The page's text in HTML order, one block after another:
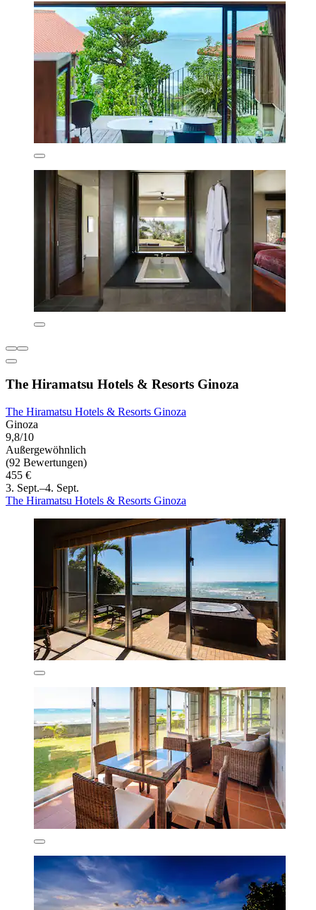
The Hiramatsu Hotels & Resorts Ginoza
The Hiramatsu Hotels & Resorts Ginoza
Ginoza
9,8/10
Außergewöhnlich
(92 Bewertungen)
455 €
3. Sept.–4. Sept.
The Hiramatsu Hotels & Resorts Ginoza